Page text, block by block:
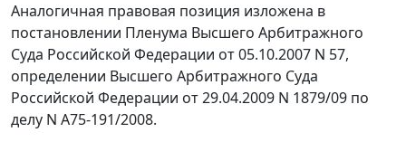
Аналогичная правовая позиция изложена в
постановлении Пленума Высшего Арбитражного
Суда Российской Федерации от 05.10.2007 N 57,
определении Высшего Арбитражного Суда
Российской Федерации от 29.04.2009 N 1879/09 по
делу N А75-191/2008.